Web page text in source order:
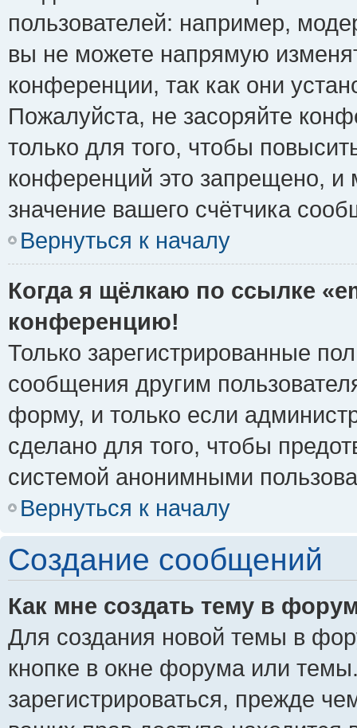
пользователей: например,
вы не можете напрямую
конференции, так как они
Пожалуйста, не засоряйте
только для того, чтобы
конференций это запрещено, и
значение вашего счётчика
Вернуться к началу
Когда я щёлкаю по ссылке
конференцию!
Только зарегистрированные
сообщения другим
форму, и только если
сделано для того, чтобы
системой анонимными
Вернуться к началу
Создание сообщений
Как мне создать тему в
Для создания новой темы в
кнопке в окне форума или
зарегистрироваться, прежде